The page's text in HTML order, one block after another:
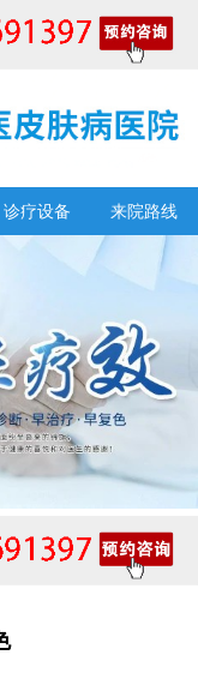
诊疗设备 来院路线